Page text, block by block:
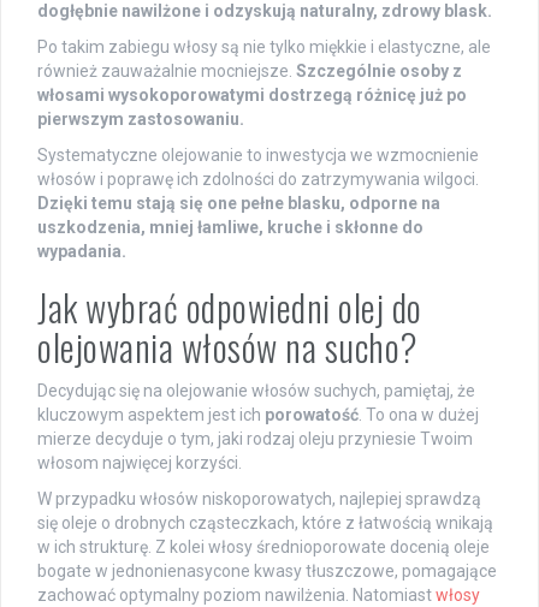
dogłębnie nawilżone i odzyskują naturalny, zdrowy blask.
Po takim zabiegu włosy są nie tylko miękkie i elastyczne, ale
również zauważalnie mocniejsze. Szczególnie osoby z
włosami wysokoporowatymi dostrzegą różnicę już po
pierwszym zastosowaniu.
Systematyczne olejowanie to inwestycja we wzmocnienie
włosów i poprawę ich zdolności do zatrzymywania wilgoci.
Dzięki temu stają się one pełne blasku, odporne na
uszkodzenia, mniej łamliwe, kruche i skłonne do
wypadania.
Jak wybrać odpowiedni olej do
olejowania włosów na sucho?
Decydując się na olejowanie włosów suchych, pamiętaj, że
kluczowym aspektem jest ich porowatość . To ona w dużej
mierze decyduje o tym, jaki rodzaj oleju przyniesie Twoim
włosom najwięcej korzyści.
W przypadku włosów niskoporowatych, najlepiej sprawdzą
się oleje o drobnych cząsteczkach, które z łatwością wnikają
w ich strukturę. Z kolei włosy średnioporowate docenią oleje
bogate w jednonienasycone kwasy tłuszczowe, pomagające
zachować optymalny poziom nawilżenia. Natomiastwłosy